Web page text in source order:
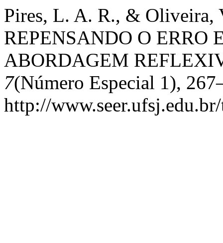
Pires, L. A. R., & Oliveira,
REPENSANDO O
ABORDAGEM
7(Número Especial 1),
http://